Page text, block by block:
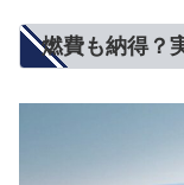
燃費も納得？